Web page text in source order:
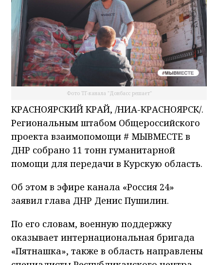
Фото ТГ-канала "Донбасс решает"
КРАСНОЯРСКИЙ КРАЙ, /НИА-КРАСНОЯРСК/.
Региональным штабом Общероссийского
проекта взаимопомощи # МЫВМЕСТЕ в
ДНР собрано 11 тонн гуманитарной
помощи для передачи в Курскую область.
Об этом в эфире канала «Россия 24»
заявил глава ДНР Денис Пушилин.
По его словам, военную поддержку
оказывает интернациональная бригада
«Пятнашка», также в область направлены